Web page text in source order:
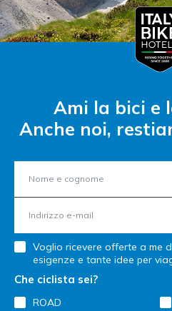
Ami la bici e
Anche noi,
Voglio ricevere offerte a me
esigenze e tante idee per
Che ciclista sei?
ROAD